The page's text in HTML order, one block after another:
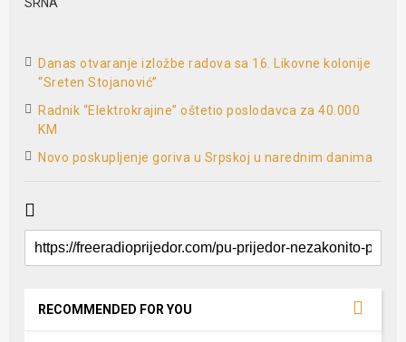
Danas otvaranje izložbe radova sa 16. Likovne kolonije
“Sreten Stojanović”
Radnik “Elektrokrajine” oštetio poslodavca za 40.000
KM
Novo poskupljenje goriva u Srpskoj u narednim danima
RECOMMENDED FOR YOU